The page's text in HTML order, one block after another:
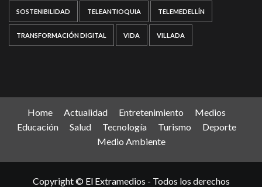
SOSTENIBILIDAD TELEANTIOQUIA TELEMEDELLÍN
TRANSFORMACIÓN DIGITAL VIDA VILLADA
Home Actualidad Entretenimiento
Medios
Educación
Salud Tecnología Turismo
Deporte
Medio Ambiente
Copyright © El Extramedios - Todos los derechos